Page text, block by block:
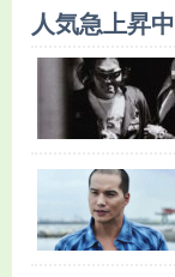
人気急上昇